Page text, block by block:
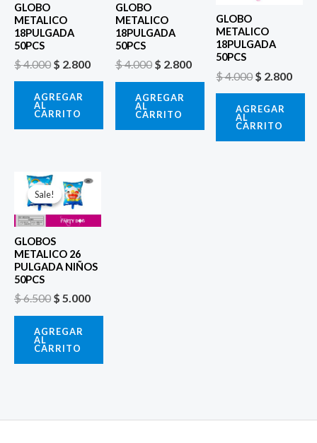
GLOBO
METALICO
18PULGADA
50PCS
$4.000 $ 2.800
AGREGAR
AL
CARRITO
GLOBO
METALICO
18PULGADA
50PCS
$4.000 $ 2.800
AGREGAR
AL
CARRITO
GLOBO
METALICO
18PULGADA
50PCS
$4.000$ 2.800
AGREGAR
AL
CARRITO
Sale!
Sale!
GLOBOS
METALICO 26
PULGADA NIÑOS
50PCS
$6.500
El
precio
original
era:
$ 5.000
El
AGREGAR
AL
CARRITO